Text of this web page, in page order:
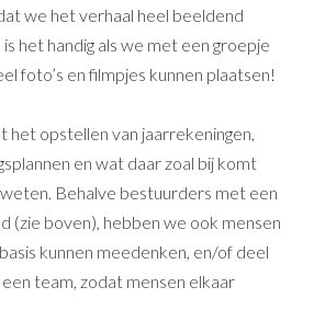
we het verhaal heel beeldend
het handig als we met een groepje
foto’s en filmpjes kunnen plaatsen!
het opstellen van jaarrekeningen,
en wat daar zoal bij komt
Behalve bestuurders met een
(zie boven), hebben we ook mensen
kunnen meedenken, en/of deel
team, zodat mensen elkaar